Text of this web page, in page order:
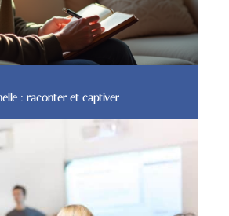
: raconter et captiver